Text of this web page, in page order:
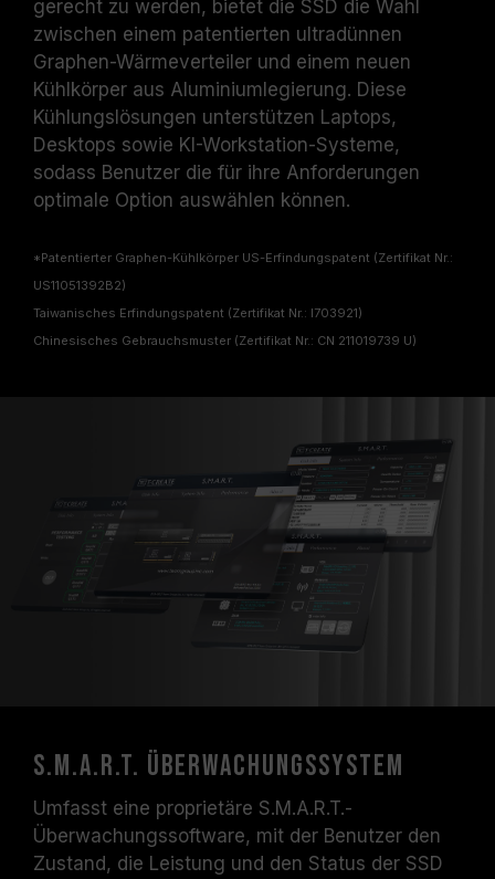
gerecht zu werden, bietet die SSD die Wahl
zwischen einem patentierten ultradünnen
Graphen-Wärmeverteiler und einem neuen
Kühlkörper aus Aluminiumlegierung. Diese
Kühlungslösungen unterstützen Laptops,
Desktops sowie KI-Workstation-Systeme,
sodass Benutzer die für ihre Anforderungen
optimale Option auswählen können.
*Patentierter Graphen-Kühlkörper US-Erfindungspatent (Zertifikat Nr.:
US11051392B2)
Taiwanisches Erfindungspatent (Zertifikat Nr.: I703921)
Chinesisches Gebrauchsmuster (Zertifikat Nr.: CN 211019739 U)
S.M.A.R.T. Überwachungssystem
Umfasst eine proprietäre S.M.A.R.T.-
Überwachungssoftware, mit der Benutzer den
Zustand, die Leistung und den Status der SSD